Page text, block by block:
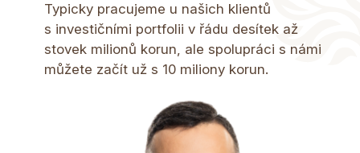
Typicky pracujeme u našich klientů
s investičními portfolii v řádu desítek až
stovek milionů korun, ale spolupráci s námi
můžete začít už s 10 miliony korun.